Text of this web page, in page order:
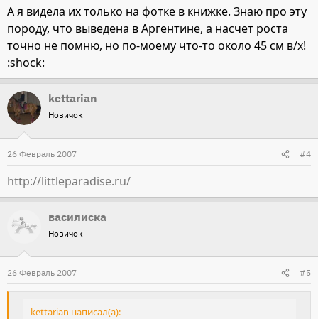
А я видела их только на фотке в книжке. Знаю про эту
породу, что выведена в Аргентине, а насчет роста
точно не помню, но по-моему что-то около 45 см в/х!
:shock:
kettarian
Новичок
26 Февраль 2007 #4
http://littleparadise.ru/
василиска
Новичок
26 Февраль 2007 #5
kettarian написал(а):